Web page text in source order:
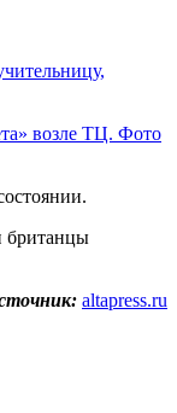
возле ТЦ. Фото
британцы
altapress.ru